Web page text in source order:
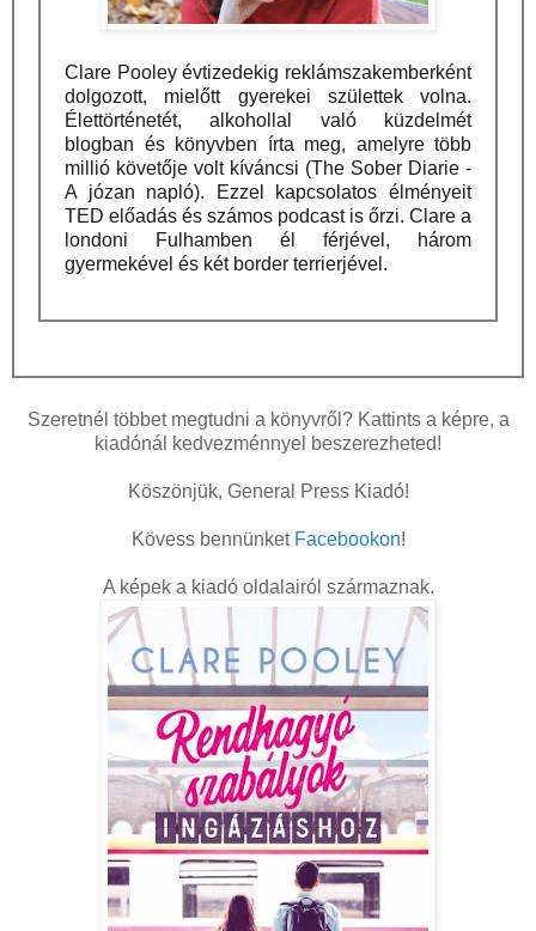
Clare Pooley évtizedekig reklámszakemberként
dolgozott, mielőtt gyerekei születtek volna.
Élettörténetét, alkohollal való küzdelmét
blogban és könyvben írta meg, amelyre több
millió követője volt kíváncsi (The Sober Diarie -
A józan napló). Ezzel kapcsolatos élményeit
TED előadás és számos podcast is őrzi. Clare a
londoni Fulhamben él férjével, három
gyermekével és két border terrierjével.
Szeretnél többet megtudni a könyvről? Kattints a képre, a
kiadónál kedvezménnyel beszerezheted!
Köszönjük, General Press Kiadó!
Kövess bennünket Facebookon!
A képek a kiadó oldalairól származnak.